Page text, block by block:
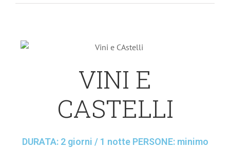
VINI E
CASTELLI
DURATA: 2 giorni / 1 notte PERSONE: minimo